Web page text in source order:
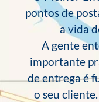
pontos de
a vida
A gente
importante
de entrega é
o seu